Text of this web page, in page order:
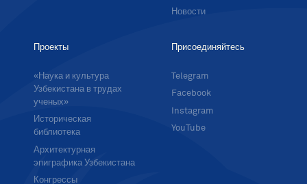
Новости
Проекты
«Наука и культура
Узбекистана в трудах
ученых»
Историческая
библиотека
Архитектурная
эпиграфика Узбекистана
Конгрессы
Присоединяйтесь
Telegram
Facebook
Instagram
YouTube